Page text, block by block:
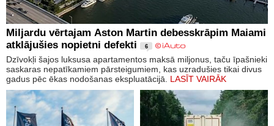
Miljardu vērtajam Aston Martin debesskrāpim Maiami
atklājušies nopietni defekti
6
Dzīvokļi šajos luksusa apartamentos maksā miljonus, taču īpašnieki
saskaras nepatīkamiem pārsteigumiem, kas uzradušies tikai divus
gadus pēc ēkas nodošanas ekspluatācijā. LASĪT VAIRĀK